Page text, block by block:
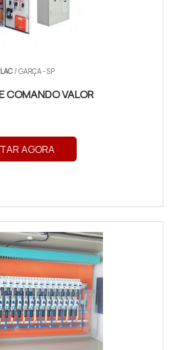
/ GARÇA - SP
COMANDO VALOR
AGORA